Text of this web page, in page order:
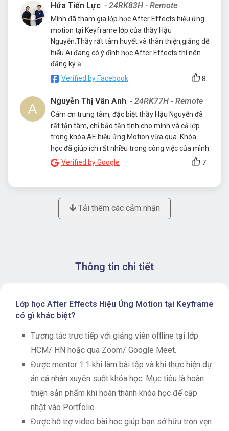
Hứa Tiến Lực - 24RK83H - Remote
Mình đã tham gia lớp học After Effects hiệu ứng
motion tại Keyframe lớp của thầy Hậu
Nguyễn.Thầy rất tâm huyết và thân thiện,giảng dễ
hiểu.Ai đang có ý định học After Effects thì nên
đăng ký ạ.
Verified by Facebook
8
Nguyễn Thị Vân Anh - 24RK77H - Remote
Cám ơn trung tâm, đặc biệt thầy Hậu Nguyễn đã
rất tận tâm, chỉ bảo tận tình cho mình và cả lớp
trong khóa AE hiệu ứng Motion vừa qua. Khóa
học đã giúp ích rất nhiều trong công việc của mình
Verified by Google
7
Tải thêm các cảm nhận
Thông tin chi tiết
Lớp học After Effects Hiệu Ứng Motion tại Keyframe
có gì khác biệt?
Tương tác trực tiếp với giảng viên offline tại lớp
HCM/ HN hoặc qua Zoom/ Google Meet.
Được mentor 1:1 khi làm bài tập và khi thực hiện dự
án cá nhân xuyên suốt khóa học. Mục tiêu là hoàn
thiện sản phẩm khi hoàn thành khóa học để cập
nhật vào Portfolio.
Được hỗ trợ video bài học giúp bạn sở hữu trọn vẹn